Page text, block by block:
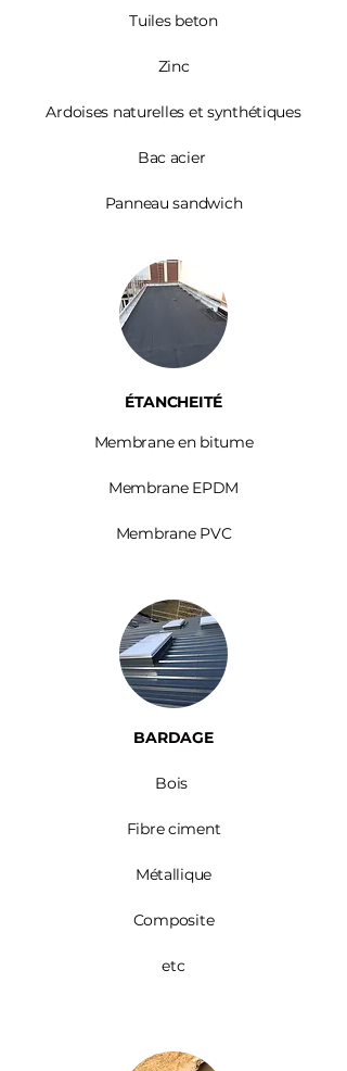
Tuiles beton
Zinc​
Ardoises naturelles et synthétiques
Bac acier
Panneau sandwich
ÉTANCHEITÉ
Membrane en bitume
Membrane EPDM
Membrane PVC
BARDAGE​
Bois ​
Fibre ciment
Métallique
Composite
etc